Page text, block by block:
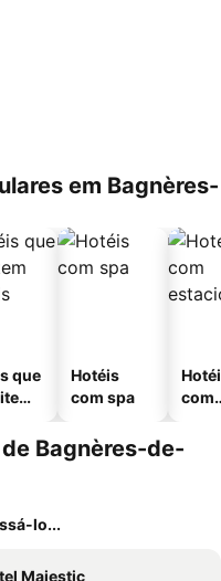
em Bagnères-
que
Hotéis
com spa
com
Bagnères-de-
lo...
Majestic